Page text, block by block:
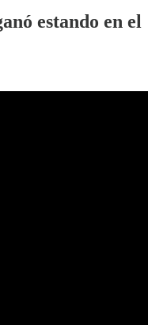
estando en el